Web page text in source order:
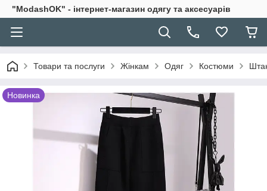
"ModashOK" - інтернет-магазин одягу та аксесуарів
Товари та послуги Жінкам Одяг Костюми
Новинка